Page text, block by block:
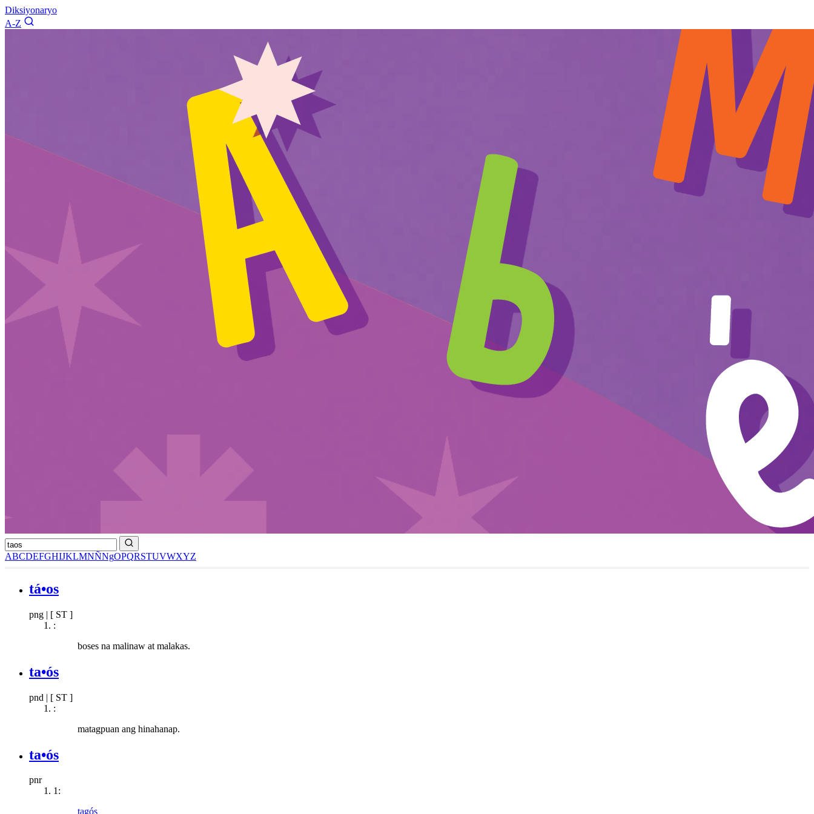
Diksiyonaryo
A-Z
ABCDEFGHIJKLMNÑNgOPQRSTUVWXYZ
tá•os
png | [ ST ]
:
boses na malinaw at malakas.
ta•ós
pnd | [ ST ]
:
matagpuan ang hinahanap.
ta•ós
pnr
1:
tagós